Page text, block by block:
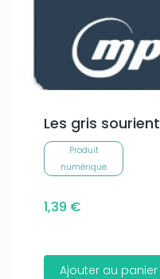
Les gris sourient
Produit
numérique
1,39 €
Ajouter au panier